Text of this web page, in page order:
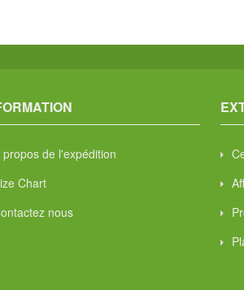
propos de l'expédition
Chart
nous